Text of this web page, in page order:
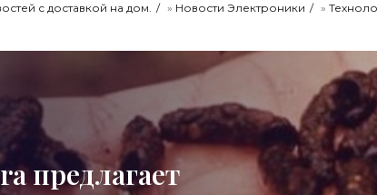
с доставкой на дом. » Новости Электроники »
предлагает